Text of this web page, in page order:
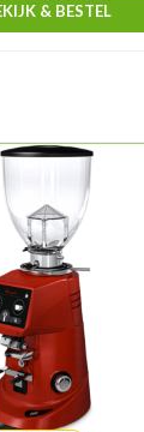
& BESTEL